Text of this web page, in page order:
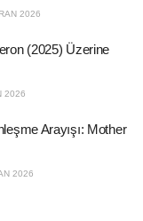
2026
(2025) Üzerine
2026
Arayışı: Mother
2026